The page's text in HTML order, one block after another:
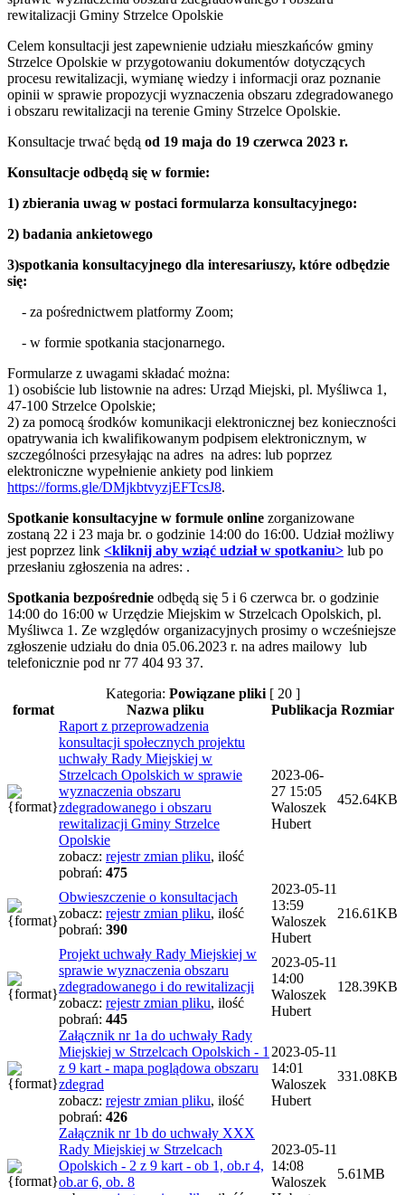
rewitalizacji Gminy Strzelce Opolskie
Celem konsultacji jest zapewnienie udziału mieszkańców gminy
Strzelce Opolskie w przygotowaniu dokumentów dotyczących
procesu rewitalizacji, wymianę wiedzy i informacji oraz poznanie
opinii w sprawie propozycji wyznaczenia obszaru zdegradowanego
i obszaru rewitalizacji na terenie Gminy Strzelce Opolskie.
Konsultacje trwać będą od 19 maja do 19 czerwca 2023 r.
Konsultacje odbędą się w formie:
1) zbierania uwag w postaci formularza konsultacyjnego:
2) badania ankietowego
3)spotkania konsultacyjnego dla interesariuszy, które odbędzie
się:
- za pośrednictwem platformy Zoom;
- w formie spotkania stacjonarnego.
Formularze z uwagami składać można:
1) osobiście lub listownie na adres: Urząd Miejski, pl. Myśliwca 1,
47-100 Strzelce Opolskie;
2) za pomocą środków komunikacji elektronicznej bez konieczności
opatrywania ich kwalifikowanym podpisem elektronicznym, w
szczególności przesyłając na adres na adres: lub poprzez
elektroniczne wypełnienie ankiety pod linkiem
https://forms.gle/DMjkbtvyzjEFTcsJ8.
Spotkanie konsultacyjne w formule online zorganizowane
zostaną 22 i 23 maja br. o godzinie 14:00 do 16:00. Udział możliwy
jest poprzez link <kliknij aby wziąć udział w spotkaniu> lub po
przesłaniu zgłoszenia na adres: .
Spotkania bezpośrednie odbędą się 5 i 6 czerwca br. o godzinie
14:00 do 16:00 w Urzędzie Miejskim w Strzelcach Opolskich, pl.
Myśliwca 1. Ze względów organizacyjnych prosimy o wcześniejsze
zgłoszenie udziału do dnia 05.06.2023 r. na adres mailowy lub
telefonicznie pod nr 77 404 93 37.
Kategoria: Powiązane pliki[ 20 ]
format
Nazwa pliku Publikacja Rozmiar
Raport z przeprowadzenia
konsultacji społecznych projektu
uchwały Rady Miejskiej w
Strzelcach Opolskich w sprawie
wyznaczenia obszaru
zdegradowanego i obszaru
rewitalizacji Gminy Strzelce
Opolskie
zobacz: rejestr zmian pliku, ilość
pobrań: 475
2023-06-
27 15:05
Waloszek
Hubert
452.64KB
Obwieszczenie o konsultacjach
zobacz: rejestr zmian pliku, ilość
pobrań: 390
2023-05-11
13:59
Waloszek
Hubert
216.61KB
Projekt uchwały Rady Miejskiej w
sprawie wyznaczenia obszaru
zdegradowanego i do rewitalizacji
zobacz: rejestr zmian pliku, ilość
pobrań: 445
2023-05-11
14:00
Waloszek
Hubert
128.39KB
Załącznik nr 1a do uchwały Rady
Miejskiej w Strzelcach Opolskich - 1
z 9 kart - mapa poglądowa obszaru
zdegrad
zobacz: rejestr zmian pliku, ilość
pobrań: 426
2023-05-11
14:01
Waloszek
Hubert
331.08KB
Załącznik nr 1b do uchwały XXX
Rady Miejskiej w Strzelcach
Opolskich - 2 z 9 kart - ob 1, ob.r 4,
ob.ar 6, ob. 8
2023-05-11
14:08
Waloszek
5.61MB